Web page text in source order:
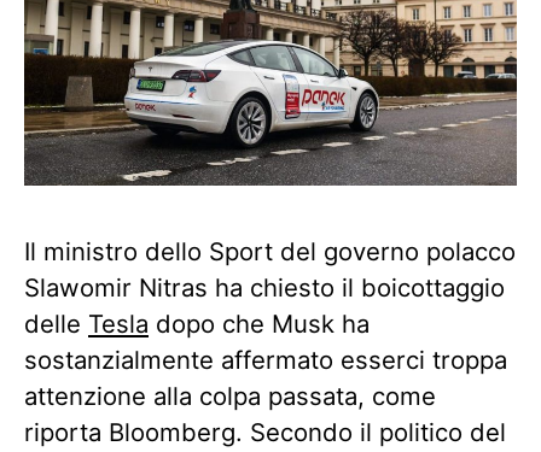
Il ministro dello Sport del governo polacco
Slawomir Nitras ha chiesto il boicottaggio
delle Tesla dopo che Musk ha
sostanzialmente affermato esserci troppa
attenzione alla colpa passata, come
riporta Bloomberg. Secondo il politico del